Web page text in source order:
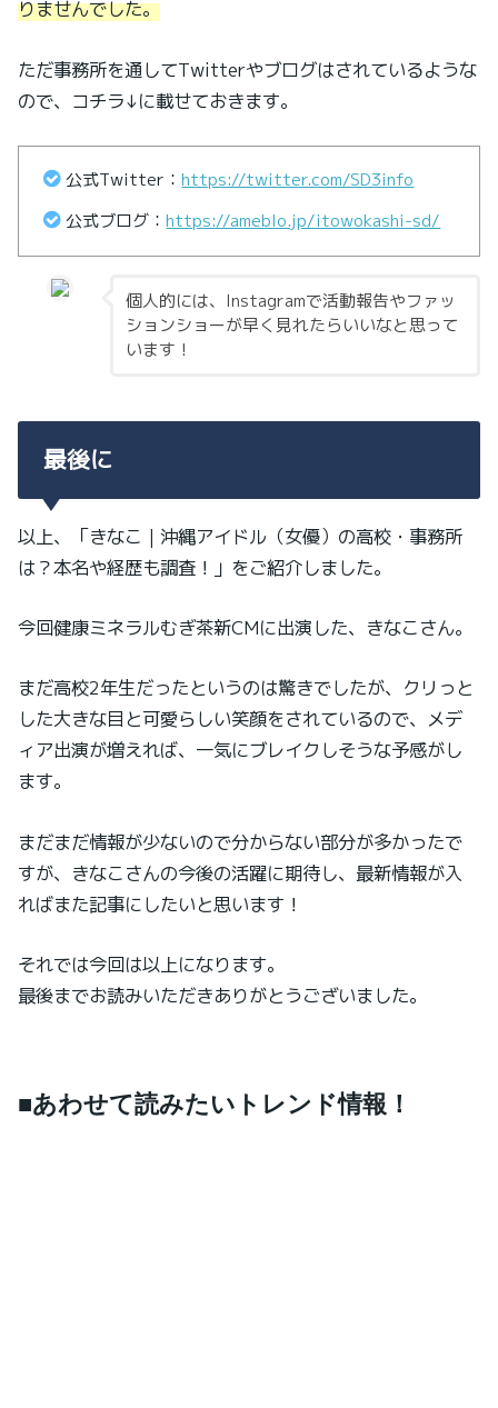
りませんでした。
ただ事務所を通してTwitterやブログはされているような
ので、コチラ↓に載せておきます。
公式Twitter：https://twitter.com/SD3info
公式ブログ：https://ameblo.jp/itowokashi-sd/
個人的には、Instagramで活動報告やファッ
ションショーが早く見れたらいいなと思って
います！
最後に
以上、「きなこ｜沖縄アイドル（女優）の高校・事務所
は？本名や経歴も調査！」をご紹介しました。
今回健康ミネラルむぎ茶新CMに出演した、きなこさん。
まだ高校2年生だったというのは驚きでしたが、クリっと
した大きな目と可愛らしい笑顔をされているので、メデ
ィア出演が増えれば、一気にブレイクしそうな予感がし
ます。
まだまだ情報が少ないので分からない部分が多かったで
すが、きなこさんの今後の活躍に期待し、最新情報が入
ればまた記事にしたいと思います！
それでは今回は以上になります。
最後までお読みいただきありがとうございました。
■あわせて読みたいトレンド情報！